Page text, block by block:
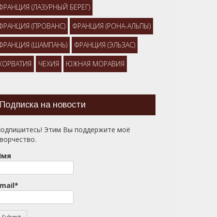
(ЛАЗУРНЫЙ БЕРЕГ)
(ПРОВАНС) ФРАНЦИЯ (РОНА-АЛЬПЫ)
(ШАМПАНЬ) ФРАНЦИЯ (ЭЛЬЗАС)
ЧЕХИЯ ЮЖНАЯ МОРАВИЯ
Подписка на новости
Этим Вы поддержите моё